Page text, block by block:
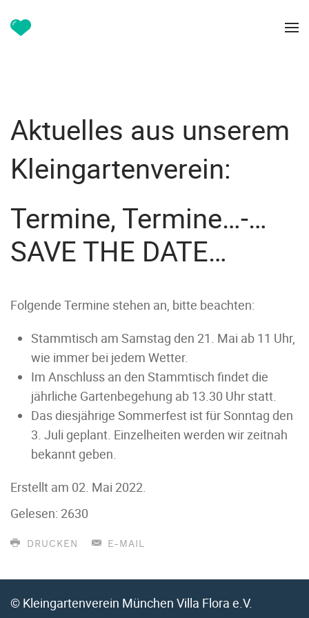
Aktuelles aus unserem
Kleingartenverein:
Termine, Termine…-…
SAVE THE DATE…
Folgende Termine stehen an, bitte beachten:
Stammtisch am Samstag den 21. Mai ab 11 Uhr,
wie immer bei jedem Wetter.
Im Anschluss an den Stammtisch findet die
jährliche Gartenbegehung ab 13.30 Uhr statt.
Das diesjährige Sommerfest ist für Sonntag den
3. Juli geplant. Einzelheiten werden wir zeitnah
bekannt geben.
Erstellt am 02. Mai 2022.
Gelesen: 2630
DRUCKEN E-MAIL
© Kleingartenverein München Villa Flora e.V.